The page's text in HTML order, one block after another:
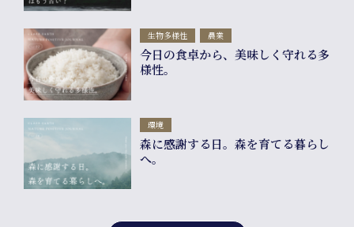
生物多様性 農業
今日の食卓から、美味しく守れる多
様性。
環境
森に感謝する日。森を育てる暮らし
へ。